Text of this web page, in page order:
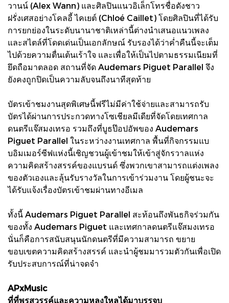
วานน์ (Alex Wann) และศิลปินแนวอิเล็กโทรชื่อดังชาว
ฝรั่งเศสอย่างโคลอี้ ไคเยต์ (Chloé Caillet) โดยศิลปินที่ได้รับ
การยกย่องในระดับนานาชาติเหล่านี้ต่างนำเสนอแนวเพลง
และสไตล์ที่โดดเด่นเป็นเอกลักษณ์ รับรองได้ว่าค่ำคืนนี้จะเต็ม
ไปด้วยความตื่นเต้นเร้าใจ และเพื่อให้เป็นไปตามธรรมเนียมที่
ยึดถือมาตลอด สถานที่จัด Audemars Piguet Parallel จึง
ยังคงถูกปิดเป็นความลับจนถึงนาทีสุดท้าย
บัตรเข้าชมงานสุดพิเศษนี้ฟรีไม่มีค่าใช้จ่ายและสามารถรับ
บัตรได้ผ่านการประกวดทางโซเชียลมีเดียที่จัดโดยเทศกาล
ดนตรีแจ๊สมงเทรอ รวมถึงที่บูธป๊อปอัพของ Audemars
Piguet Parallel ในระหว่างงานเทศกาล พื้นที่กิจกรรมแบ
บอิมเมอร์ซีฟแห่งนี้เชิญชวนผู้เข้าชมให้เข้าสู่จักรวาลแห่ง
ความคิดสร้างสรรค์ของแบรนด์ ซึ่งพวกเขาสามารถแต่งเพลง
ของตัวเองและลุ้นรับรางวัลในการเข้าร่วมงาน โดยผู้ชนะจะ
ได้รับแจ้งเรื่องบัตรเข้าชมผ่านทางอีเมล
ทั้งนี้ Audemars Piguet Parallel สะท้อนถึงพันธกิจร่วมกัน
ของทั้ง Audemars Piguet และเทศกาลดนตรีแจ๊สมงเทรอ
นั่นก็คือการสนับสนุนนักดนตรีที่มีความสามารถ ขยาย
ขอบเขตความคิดสร้างสรรค์ และนำผู้ชมมารวมตัวกันเพื่อเปิด
รับประสบการณ์ที่น่าจดจำ
APxMusic
ที่ที่พรสวรรค์และความหลงใหลได้มาบรรจบ